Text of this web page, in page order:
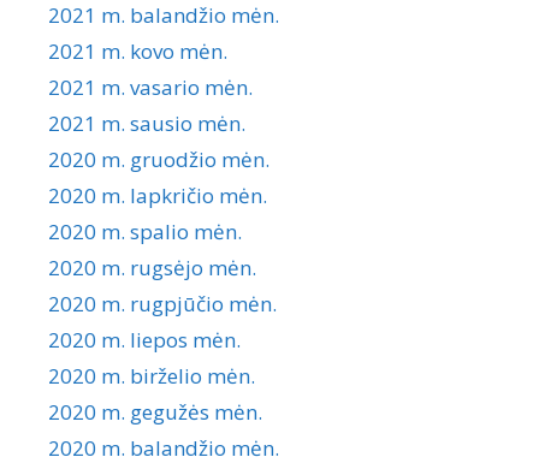
2021 m. balandžio mėn.
2021 m. kovo mėn.
2021 m. vasario mėn.
2021 m. sausio mėn.
2020 m. gruodžio mėn.
2020 m. lapkričio mėn.
2020 m. spalio mėn.
2020 m. rugsėjo mėn.
2020 m. rugpjūčio mėn.
2020 m. liepos mėn.
2020 m. birželio mėn.
2020 m. gegužės mėn.
2020 m. balandžio mėn.